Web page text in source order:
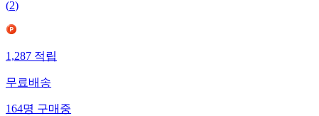
(2)
1,287 적립
무료배송
164명 구매중